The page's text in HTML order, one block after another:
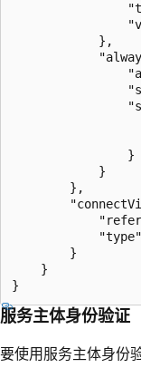
            },
                }
            }
        },
        }
    }
服务主体身份验证
要使用服务主体身份